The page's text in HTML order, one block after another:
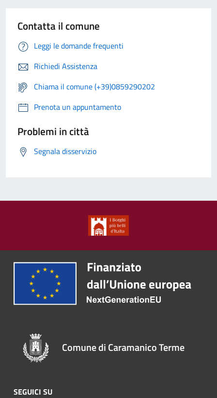
Contatta il comune
Leggi le domande frequenti
Richiedi Assistenza
Chiama il comune (+39)0859290202
Prenota un appuntamento
Problemi in città
Segnala disservizio
Comune di Caramanico Terme
SEGUICI SU